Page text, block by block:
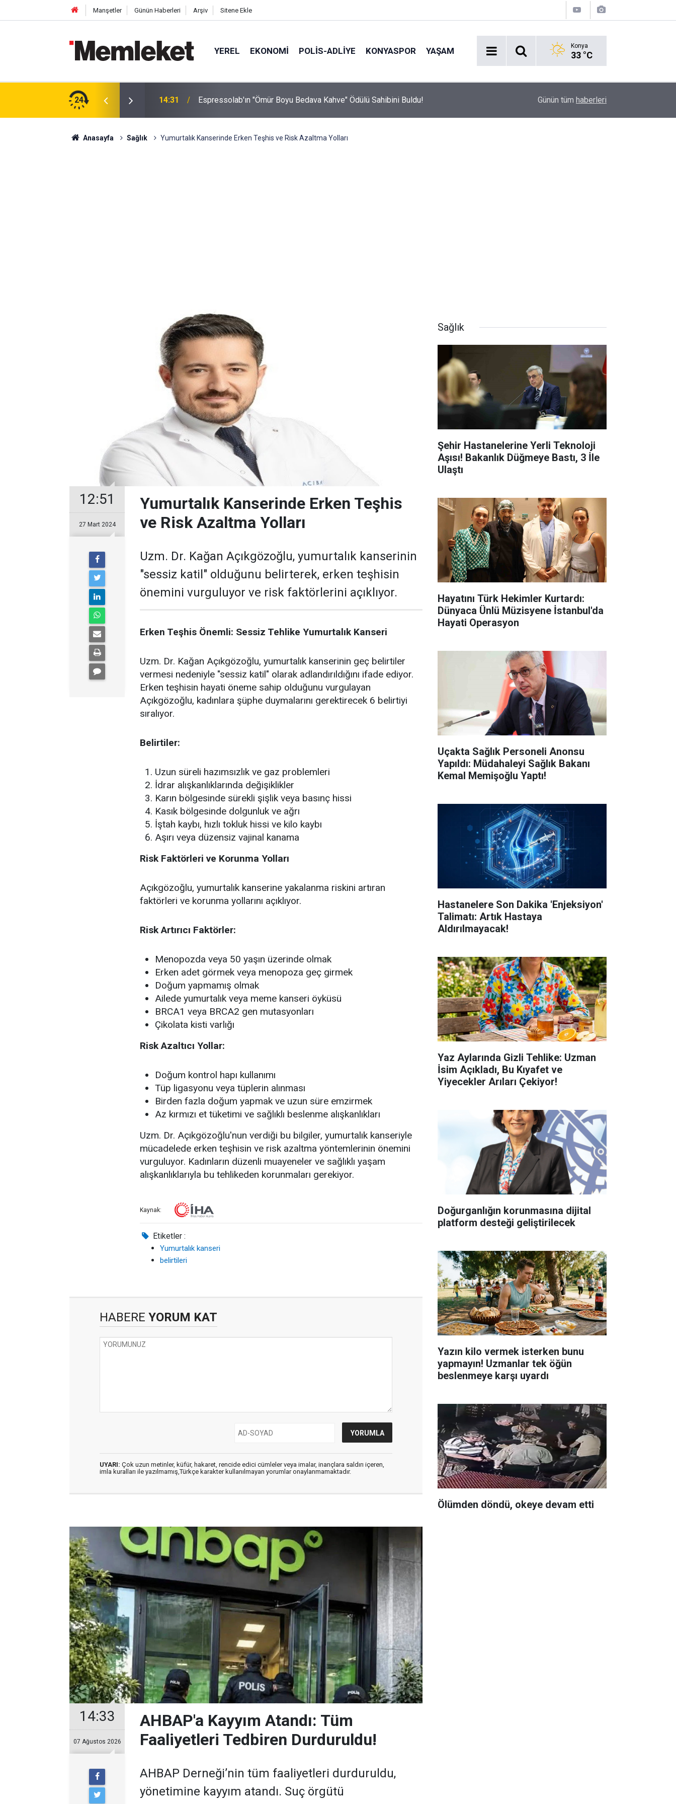
Manşetler Günün Haberleri Arşiv Sitene Ekle
YEREL EKONOMI POLİS-ADLİYE KONYASPOR YAŞAM Konya
33 °C
24
Tedbiren Durduruldu! 14:31 Espressolab'ın "Ömür Boyu Bedava Kahve" Ödülü Sahibini Buldu! Okullara 30 bin güvenlik personeli alınacak
Günün tüm haberleri
Anasayfa Sağlık Yumurtalık Kanserinde Erken Teşhis ve Risk Azaltma Yolları
12:51
27 Mart 2024
Yumurtalık Kanserinde Erken Teşhis
ve Risk Azaltma Yolları
Uzm. Dr. Kağan Açıkgözoğlu, yumurtalık kanserinin
"sessiz katil" olduğunu belirterek, erken teşhisin
önemini vurguluyor ve risk faktörlerini açıklıyor.
Erken Teşhis Önemli: Sessiz Tehlike Yumurtalık Kanseri
Uzm. Dr. Kağan Açıkgözoğlu, yumurtalık kanserinin geç belirtiler
vermesi nedeniyle "sessiz katil" olarak adlandırıldığını ifade ediyor.
Erken teşhisin hayati öneme sahip olduğunu vurgulayan
Açıkgözoğlu, kadınlara şüphe duymalarını gerektirecek 6 belirtiyi
sıralıyor.
Belirtiler:
Uzun süreli hazımsızlık ve gaz problemleri
İdrar alışkanlıklarında değişiklikler
Karın bölgesinde sürekli şişlik veya basınç hissi
Kasık bölgesinde dolgunluk ve ağrı
İştah kaybı, hızlı tokluk hissi ve kilo kaybı
Aşırı veya düzensiz vajinal kanama
Risk Faktörleri ve Korunma Yolları
Açıkgözoğlu, yumurtalık kanserine yakalanma riskini artıran
faktörleri ve korunma yollarını açıklıyor.
Risk Artırıcı Faktörler:
Menopozda veya 50 yaşın üzerinde olmak
Erken adet görmek veya menopoza geç girmek
Doğum yapmamış olmak
Ailede yumurtalık veya meme kanseri öyküsü
BRCA1 veya BRCA2 gen mutasyonları
Çikolata kisti varlığı
Risk Azaltıcı Yollar:
Doğum kontrol hapı kullanımı
Tüp ligasyonu veya tüplerin alınması
Birden fazla doğum yapmak ve uzun süre emzirmek
Az kırmızı et tüketimi ve sağlıklı beslenme alışkanlıkları
Uzm. Dr. Açıkgözoğlu'nun verdiği bu bilgiler, yumurtalık kanseriyle
mücadelede erken teşhisin ve risk azaltma yöntemlerinin önemini
vurguluyor. Kadınların düzenli muayeneler ve sağlıklı yaşam
alışkanlıklarıyla bu tehlikeden korunmaları gerekiyor.
Kaynak:
Etiketler :
Yumurtalık kanseri
belirtileri
HABERE YORUM KAT
UYARI: Çok uzun metinler, küfür, hakaret, rencide edici cümleler veya imalar, inançlara saldırı içeren,
imla kuralları ile yazılmamış,Türkçe karakter kullanılmayan yorumlar onaylanmamaktadır.
14:33
07 Ağustos 2026
AHBAP'a Kayyım Atandı: Tüm
Faaliyetleri Tedbiren Durduruldu!
AHBAP Derneği’nin tüm faaliyetleri durduruldu,
yönetimine kayyım atandı. Suç örgütü
Sağlık
Şehir Hastanelerine Yerli Teknoloji
Aşısı! Bakanlık Düğmeye Bastı, 3 İle
Ulaştı
Hayatını Türk Hekimler Kurtardı:
Dünyaca Ünlü Müzisyene İstanbul'da
Hayati Operasyon
Uçakta Sağlık Personeli Anonsu
Yapıldı: Müdahaleyi Sağlık Bakanı
Kemal Memişoğlu Yaptı!
Hastanelere Son Dakika 'Enjeksiyon'
Talimatı: Artık Hastaya
Aldırılmayacak!
Yaz Aylarında Gizli Tehlike: Uzman
İsim Açıkladı, Bu Kıyafet ve
Yiyecekler Arıları Çekiyor!
Doğurganlığın korunmasına dijital
platform desteği geliştirilecek
Yazın kilo vermek isterken bunu
yapmayın! Uzmanlar tek öğün
beslenmeye karşı uyardı
Ölümden döndü, okeye devam etti